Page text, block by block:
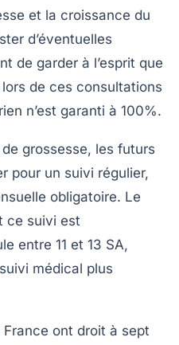
et la croissance du
d’éventuelles
de garder à l’esprit que
de ces consultations
n’est garanti à 100%.
de grossesse, les futurs
pour un suivi régulier,
obligatoire. Le
ce suivi est
entre 11 et 13 SA,
médical plus
ont droit à sept